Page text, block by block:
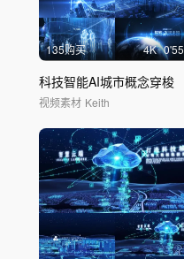
135购买 4K 0'55
科技智能AI城市概念穿梭
视频素材 Keith